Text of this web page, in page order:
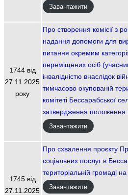
Завантажити
1744 від
27.11.2025
року
Про створення комісії з
надання допомоги для
питання окремим
переміщених осіб
інвалідністю внаслідок
тимчасово окупованій
комітеті Бессарабської
затвердження положення
Завантажити
1745 від
27.11.2025
Про схвалення проєкту
соціальних послуг в
територіальній громаді
Завантажити